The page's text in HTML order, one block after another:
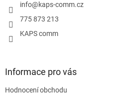
info@kaps-comm.cz
775 873 213
KAPS comm
Informace pro vás
Hodnocení obchodu